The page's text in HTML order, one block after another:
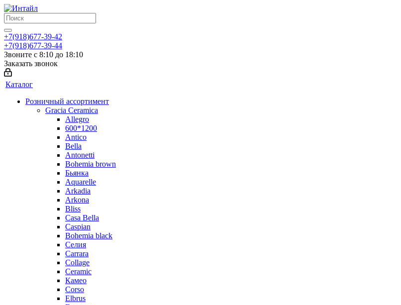
+7(918)677-39-42
+7(918)677-39-44
Звоните с 8:10 до 18:10
Заказать звонок
Каталог
Розничный ассортимент
Gracia Ceramica
Allegro
600*1200
Antico
Bella
Antonetti
Bohemia brown
Бьянка
Aquarelle
Arkadia
Arkona
Bliss
Casa Bella
Caspian
Bohemia black
Селия
Carrara
Collage
Ceramic
Камео
Corso
Elbrus